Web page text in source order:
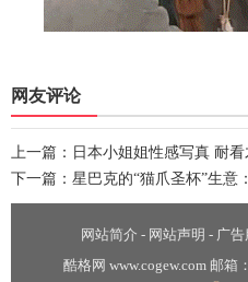
网友评论
上一篇： 日本小姐姐性感写真 耐
下一篇： 星巴克的“猫爪圣杯”生意
网站简介 - 网站声明 - 广告
酷格网 www.cogew.com 邮箱